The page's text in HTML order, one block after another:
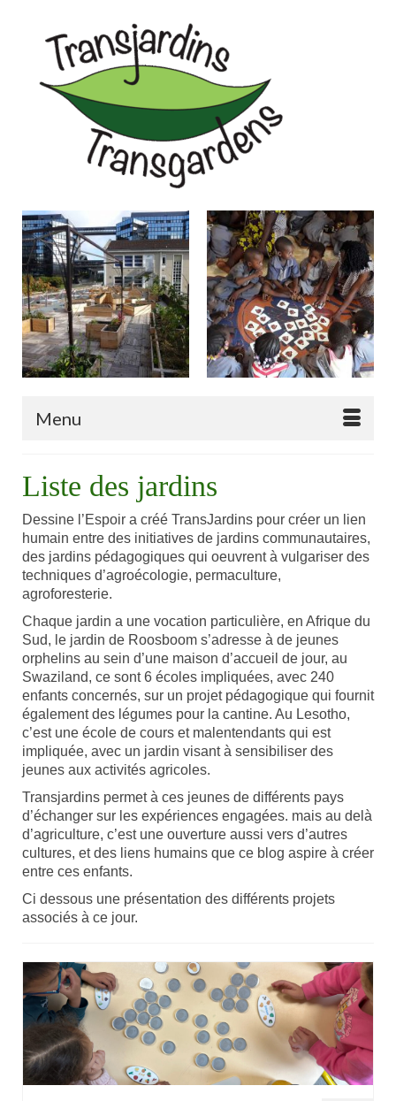
Menu
Liste des jardins
Dessine l’Espoir a créé TransJardins pour créer un lien
humain entre des initiatives de jardins communautaires,
des jardins pédagogiques qui oeuvrent à vulgariser des
techniques d’agroécologie, permaculture,
agroforesterie.
Chaque jardin a une vocation particulière, en Afrique du
Sud, le jardin de Roosboom s’adresse à de jeunes
orphelins au sein d’une maison d’accueil de jour, au
Swaziland, ce sont 6 écoles impliquées, avec 240
enfants concernés, sur un projet pédagogique qui fournit
également des légumes pour la cantine. Au Lesotho,
c’est une école de cours et malentendants qui est
impliquée, avec un jardin visant à sensibiliser des
jeunes aux activités agricoles.
Transjardins permet à ces jeunes de différents pays
d’échanger sur les expériences engagées. mais au delà
d’agriculture, c’est une ouverture aussi vers d’autres
cultures, et des liens humains que ce blog aspire à créer
entre ces enfants.
Ci dessous une présentation des différents projets
associés à ce jour.